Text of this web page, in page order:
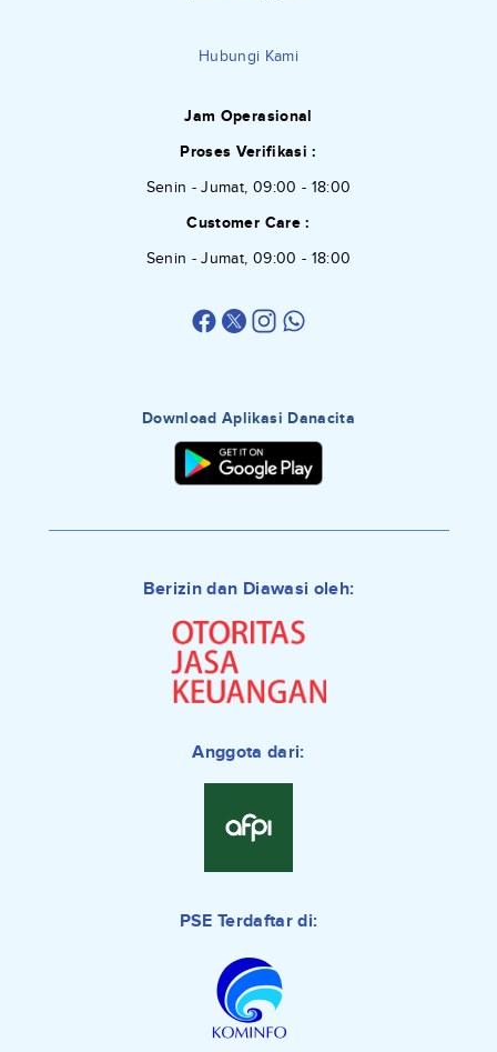
Hubungi Kami
Jam Operasional
Proses Verifikasi :
Senin - Jumat, 09:00 - 18:00
Customer Care :
Senin - Jumat, 09:00 - 18:00
Download Aplikasi Danacita
Berizin dan Diawasi oleh:
Anggota dari:
PSE Terdaftar di: